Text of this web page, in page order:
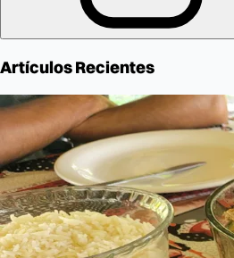
Artículos Recientes